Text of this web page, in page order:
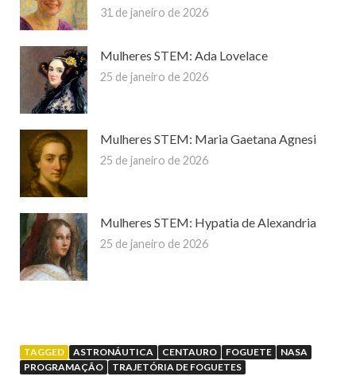
31 de janeiro de 2026
Mulheres STEM: Ada Lovelace
25 de janeiro de 2026
Mulheres STEM: Maria Gaetana Agnesi
25 de janeiro de 2026
Mulheres STEM: Hypatia de Alexandria
25 de janeiro de 2026
TAGGED ASTRONÁUTICA CENTAURO FOGUETE
NASA
PROGRAMAÇÃO
TRAJETÓRIA DE FOGUETES